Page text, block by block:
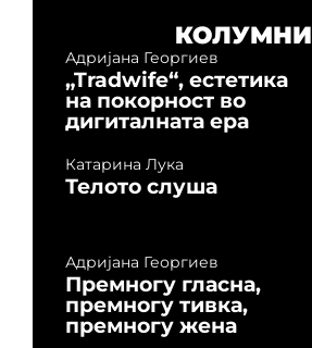
КОЛУМНИ
Адријана Георгиев
„Tradwife“, естетика
на покорност во
дигиталната ера
Катарина Лука
Телото слуша
Адријана Георгиев
Премногу гласна,
премногу тивка,
премногу жена